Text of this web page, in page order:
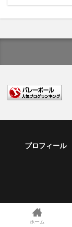
プロフィール
ホーム